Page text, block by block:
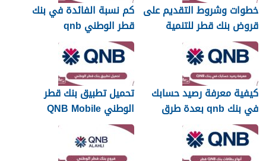
خطوات وشروط التقديم على
قروض بنك قطر للتنمية
2026
كم نسبة الفائدة في بنك
قطر الوطني qnb
كيفية معرفة رصيد حسابك
في بنك qnb بعدة طرق
تحميل تطبيق بنك قطر
الوطني QNB Mobile